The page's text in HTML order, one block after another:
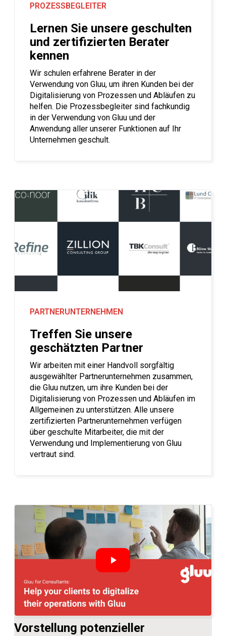
PROZESSBEGLEITER
Lernen Sie unsere geschulten
und zertifizierten Berater
kennen
Wir schulen erfahrene Berater in der
Verwendung von Gluu, um ihren Kunden bei der
Digitalisierung von Prozessen und Abläufen zu
helfen. Die Prozessbegleiter sind fachkundig
in der Verwendung von Gluu und der
Anwendung aller unserer Funktionen auf Ihr
Unternehmen geschult.
PARTNERUNTERNEHMEN
Treffen Sie unsere
geschätzten Partner
Wir arbeiten mit einer Handvoll sorgfältig
ausgewählter Partnerunternehmen zusammen,
die Gluu nutzen, um ihre Kunden bei der
Digitalisierung von Prozessen und Abläufen im
Allgemeinen zu unterstützen. Alle unsere
zertifizierten Partnerunternehmen verfügen
über geschulte Mitarbeiter, die mit der
Verwendung und Implementierung von Gluu
vertraut sind.
Vorstellung potenzieller